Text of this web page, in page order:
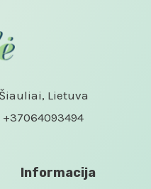
Lietuva
Informacija